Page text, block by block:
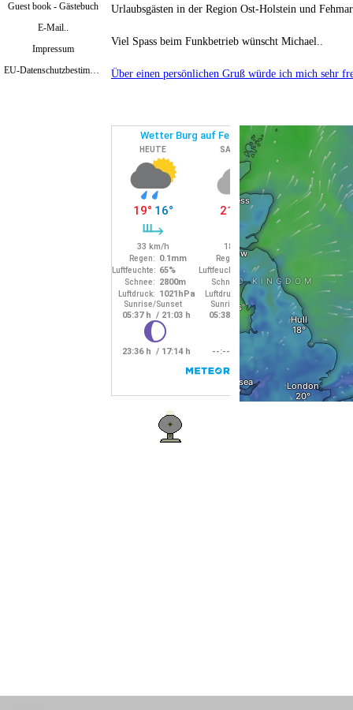
Guest book - Gästebuch
E-Mail..
Impressum
EU-Datenschutzbestimmungen Mai 2018
Urlaubsgästen in der Region Ost-Holstein und
Viel Spass beim Funkbetrieb wünscht Michael..
Über einen persönlichen Gruß würde ich mich sehr